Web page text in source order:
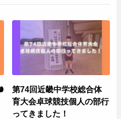
第74回近畿中学校総合体
育大会卓球競技個人の部行
ってきました！